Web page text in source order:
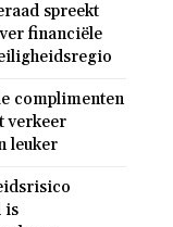
spreekt
financiële
complimenten
verkeer
leuker
is